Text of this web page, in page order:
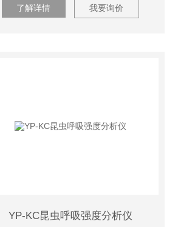
了解详情 我要询价
YP-KC昆虫呼吸强度分析仪